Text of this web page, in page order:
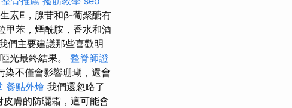
素E，腺苷和β-葡聚醣有
甲苯，煙酰胺，香水和酒
們主要建議那些喜歡明
光最終結果。 整脊師證
染不僅會影響珊瑚，還會
餐點外燴 我們還忽略了
膚的防曬霜，這可能會